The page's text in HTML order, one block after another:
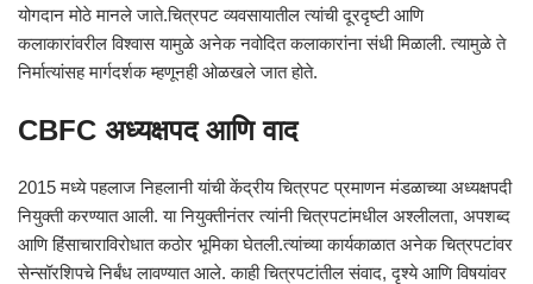
योगदान मोठे मानले जाते.चित्रपट व्यवसायातील त्यांची दूरदृष्टी आणि
कलाकारांवरील विश्वास यामुळे अनेक नवोदित कलाकारांना संधी मिळाली. त्यामुळे ते
निर्मात्यांसह मार्गदर्शक म्हणूनही ओळखले जात होते.
CBFC अध्यक्षपद आणि वाद
2015 मध्ये पहलाज निहलानी यांची केंद्रीय चित्रपट प्रमाणन मंडळाच्या अध्यक्षपदी
नियुक्ती करण्यात आली. या नियुक्तीनंतर त्यांनी चित्रपटांमधील अश्लीलता, अपशब्द
आणि हिंसाचाराविरोधात कठोर भूमिका घेतली.त्यांच्या कार्यकाळात अनेक चित्रपटांवर
सेन्सॉरशिपचे निर्बंध लावण्यात आले. काही चित्रपटांतील संवाद, दृश्ये आणि विषयांवर